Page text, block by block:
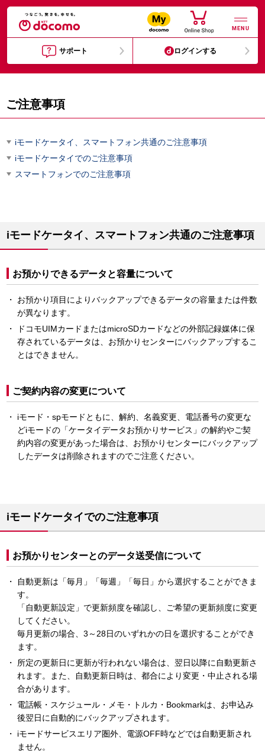
MENU
サポート ログインする
ご注意事項
iモードケータイ、スマートフォン共通のご注意事項
iモードケータイでのご注意事項
スマートフォンでのご注意事項
iモードケータイ、スマートフォン共通のご注意事項
お預かりできるデータと容量について
お預かり項目によりバックアップできるデータの容量または件数
が異なります。
ドコモUIMカードまたはmicroSDカードなどの外部記録媒体に保
存されているデータは、お預かりセンターにバックアップするこ
とはできません。
ご契約内容の変更について
iモード・spモードともに、解約、名義変更、電話番号の変更な
どiモードの「ケータイデータお預かりサービス」の解約やご契
約内容の変更があった場合は、お預かりセンターにバックアップ
したデータは削除されますのでご注意ください。
iモードケータイでのご注意事項
お預かりセンターとのデータ送受信について
自動更新は「毎月」「毎週」「毎日」から選択することができま
す。
「自動更新設定」で更新頻度を確認し、ご希望の更新頻度に変更
してください。
毎月更新の場合、3～28日のいずれかの日を選択することができ
ます。
所定の更新日に更新が行われない場合は、翌日以降に自動更新さ
れます。また、自動更新日時は、都合により変更・中止される場
合があります。
電話帳・スケジュール・メモ・トルカ・Bookmarkは、お申込み
後翌日に自動的にバックアップされます。
iモードサービスエリア圏外、電源OFF時などでは自動更新され
ません。